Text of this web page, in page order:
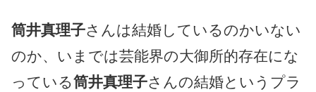
筒井真理子さんは結婚しているのかいない
のか、いまでは芸能界の大御所的存在にな
っている筒井真理子さんの結婚というプラ